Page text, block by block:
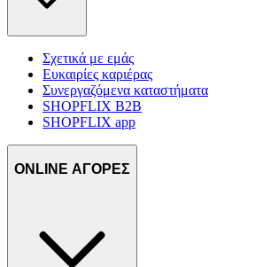
Σχετικά με εμάς
Ευκαιρίες καριέρας
Συνεργαζόμενα καταστήματα
SHOPFLIX B2B
SHOPFLIX app
ONLINE ΑΓΟΡΕΣ